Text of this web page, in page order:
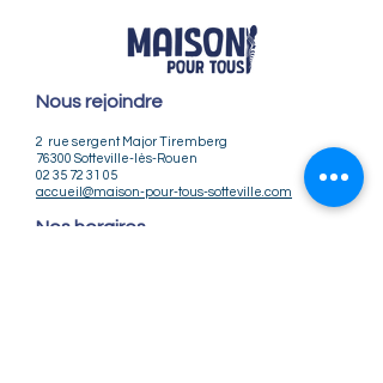
Nous rejoindre
2 rue sergent Major Tiremberg
76300 Sotteville-lès-Rouen
02 35 72 31 05
accueil@maison-pour-tous-sotteville.com
Nos horaires